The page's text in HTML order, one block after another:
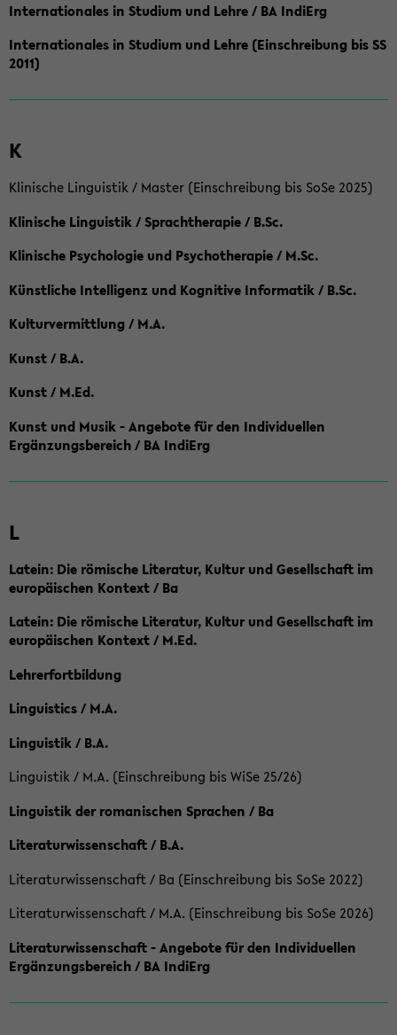
Internationales in Studium und Lehre / BA IndiErg
Internationales in Studium und Lehre (Einschreibung bis SS
2011)
K
Klinische Linguistik / Master (Einschreibung bis SoSe 2025)
Klinische Linguistik / Sprachtherapie / B.Sc.
Klinische Psychologie und Psychotherapie / M.Sc.
Künstliche Intelligenz und Kognitive Informatik / B.Sc.
Kulturvermittlung / M.A.
Kunst / B.A.
Kunst / M.Ed.
Kunst und Musik - Angebote für den Individuellen
Ergänzungsbereich / BA IndiErg
L
Latein: Die römische Literatur, Kultur und Gesellschaft im
europäischen Kontext / Ba
Latein: Die römische Literatur, Kultur und Gesellschaft im
europäischen Kontext / M.Ed.
Lehrerfortbildung
Linguistics / M.A.
Linguistik / B.A.
Linguistik / M.A. (Einschreibung bis WiSe 25/26)
Linguistik der romanischen Sprachen / Ba
Literaturwissenschaft / B.A.
Literaturwissenschaft / Ba (Einschreibung bis SoSe 2022)
Literaturwissenschaft / M.A. (Einschreibung bis SoSe 2026)
Literaturwissenschaft - Angebote für den Individuellen
Ergänzungsbereich / BA IndiErg